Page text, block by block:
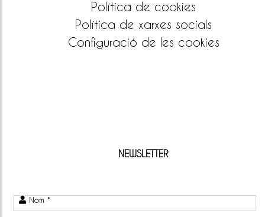
Política de cookies
Política de xarxes socials
Configuració de les cookies
NEWSLETTER
Nom *